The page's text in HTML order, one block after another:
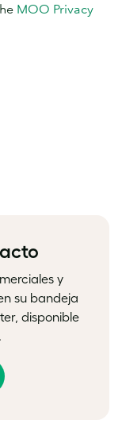
y
su bandeja
disponible